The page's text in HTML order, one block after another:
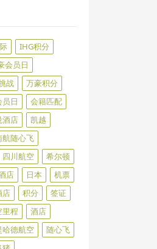
IHG积分
会员日
战
万豪积分
员日
会籍匹配
酒店
凯越
航随心飞
四川航空
希尔顿
店 日本
机票
店 积分
签证
里程
酒店
哈德航空
随心飞